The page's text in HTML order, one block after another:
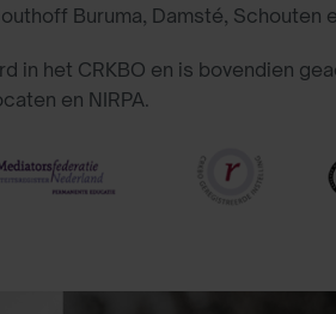
Buruma, Damsté, Schouten
in het CRKBO en is bovendien
en NIRPA.